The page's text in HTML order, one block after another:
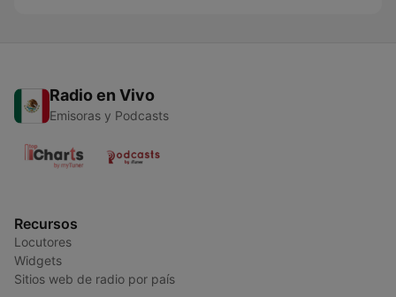
Radio en Vivo
Emisoras y Podcasts
Recursos
Locutores
Widgets
Sitios web de radio por país